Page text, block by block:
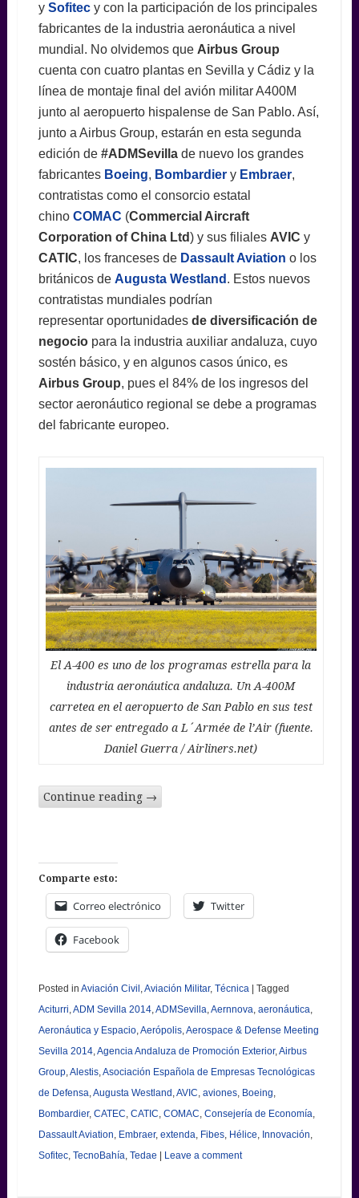
y Sofitecy con la participación de los principales
fabricantes de la industria aeronáutica a nivel
mundial. No olvidemos que Airbus Group
cuenta con cuatro plantas en Sevilla y Cádiz y la
línea de montaje final del avión militar A400M
junto al aeropuerto hispalense de San Pablo. Así,
junto a Airbus Group, estarán en esta segunda
edición de #ADMSevillade nuevo los grandes
fabricantes Boeing, Bombardier y Embraer,
contratistas como el consorcio estatal
chino COMAC (Commercial Aircraft
Corporation of China Ltd) y sus filiales AVIC y
CATIC, los franceses de Dassault Aviation o los
británicos de Augusta Westland . Estos nuevos
contratistas mundiales podrían
representar oportunidades de diversificación de
negociopara la industria auxiliar andaluza, cuyo
sostén básico, y en algunos casos único, es
Airbus Group, pues el 84% de los ingresos del
sector aeronáutico regional se debe a programas
del fabricante europeo.
El A-400 es uno de los programas estrella para la
industria aeronáutica andaluza. Un A-400M
carretea en el aeropuerto de San Pablo en sus test
antes de ser entregado a L´Armée de l’Air (fuente.
Daniel Guerra / Airliners.net)
Continue reading →
Comparte esto:
Correo electrónico Twitter
Facebook
Posted in Aviación Civil ,Aviación Militar, Técnica
Tagged
Aciturri,ADM Sevilla 2014,ADMSevilla,Aernnova, aeronáutica,
Aeronáutica y Espacio,Aerópolis,Aerospace & Defense Meeting
Sevilla 2014,Agencia Andaluza de Promoción Exterior,Airbus
Group,Alestis,Asociación Española de Empresas Tecnológicas
de Defensa,Augusta Westland ,AVIC, aviones, Boeing,
Bombardier, CATEC, CATIC, COMAC, Consejería de Economía,
Dassault Aviation, Embraer, extenda, Fibes, Hélice, Innovación,
Sofitec, TecnoBahía, Tedae Leave a comment